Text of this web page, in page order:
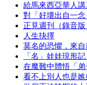
給馬來西亞華人
對「好壞出自一
正見週刊（錄音版
人生抉擇
莫名的恐懼，來
「名」娃娃現形記
在魔難中體悟「
看不上別人也是